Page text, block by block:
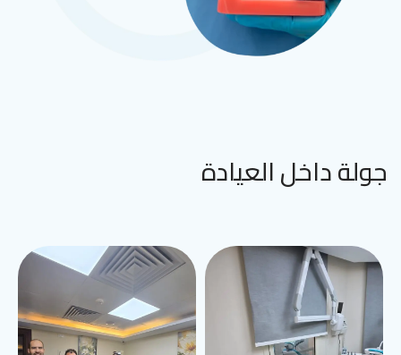
جولة داخل العيادة